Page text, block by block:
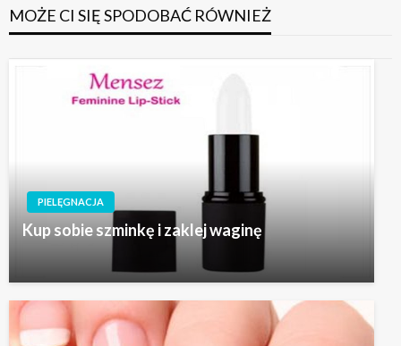
MOŻE CI SIĘ SPODOBAĆ RÓWNIEŻ
PIELĘGNACJA
Kup sobie szminkę i zaklej waginę